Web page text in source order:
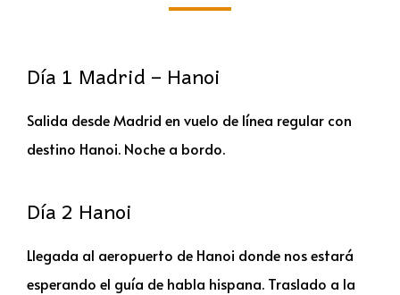
Día 1 Madrid – Hanoi
Salida desde Madrid en vuelo de línea regular con
destino Hanoi. Noche a bordo.
Día 2 Hanoi
Llegada al aeropuerto de Hanoi donde nos estará
esperando el guía de habla hispana. Traslado a la